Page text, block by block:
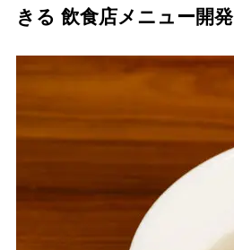
きる 飲食店メニュー開発